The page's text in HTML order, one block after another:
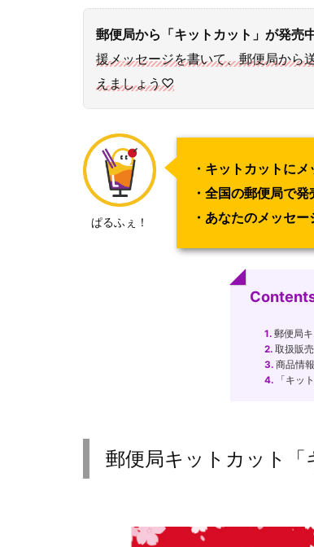
郵便局から「キットカット」が発売
援メッセージを書いて、郵便局から
えましょう♡
ぱるふぇ！
・キットカットに
・全国の郵便局で発
・あなたのメッセ
1.郵便局キ
2.取扱販
3.商品情報
4.「キッ
郵便局キットカット